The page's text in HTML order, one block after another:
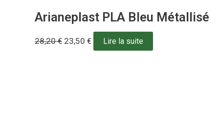
Arianeplast PLA Bleu Métallisé
28,20€ 23,50 € Lire la suite